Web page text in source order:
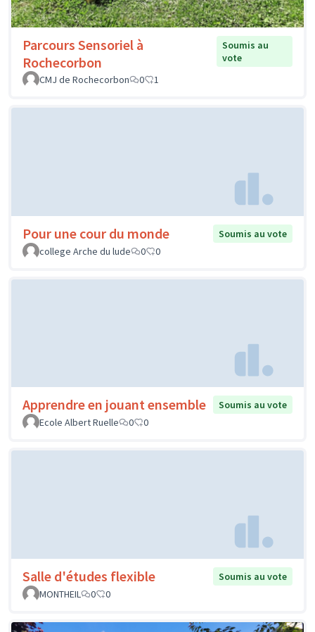
Parcours Sensoriel à
Rochecorbon
Soumis au
vote
CMJ de Rochecorbon
0 1
Pour une cour du monde
Soumis au vote
college Arche du lude
0 0
Apprendre en jouant ensemble
Soumis au vote
Ecole Albert Ruelle
0 0
Salle d'études flexible
Soumis au vote
MONTHEIL
0 0